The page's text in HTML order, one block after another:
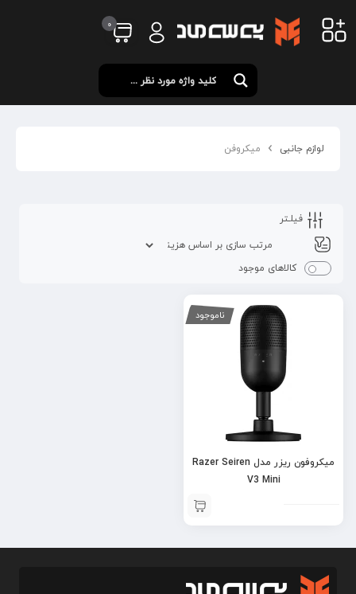
0
لوازم جانبی میکروفن
فیلـتر
کالاهای موجود
ناموجود
میکروفون ریزر مدل Razer Seiren
V3 Mini